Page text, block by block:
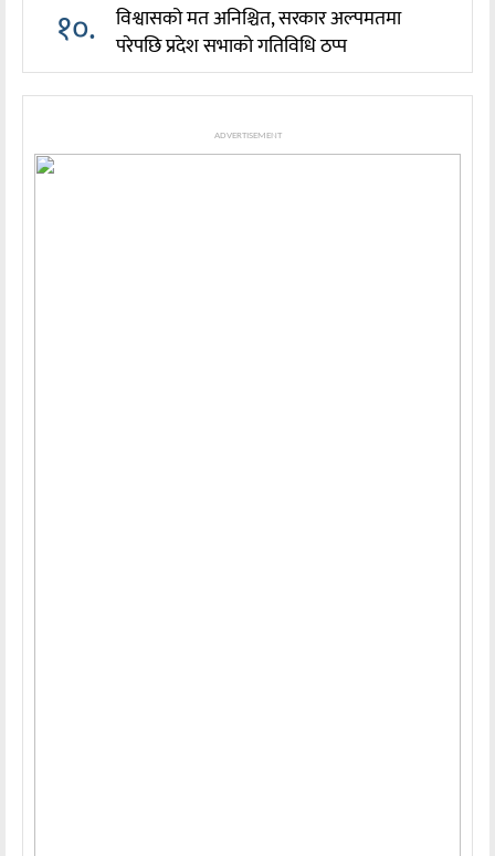
१०.
विश्वासको मत अनिश्चित, सरकार अल्पमतमा
परेपछि प्रदेश सभाको गतिविधि ठप्प
ADVERTISEMENT